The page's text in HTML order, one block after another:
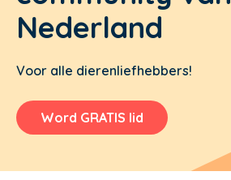
Nederland
Voor alle dierenliefhebbers!
Word GRATIS lid